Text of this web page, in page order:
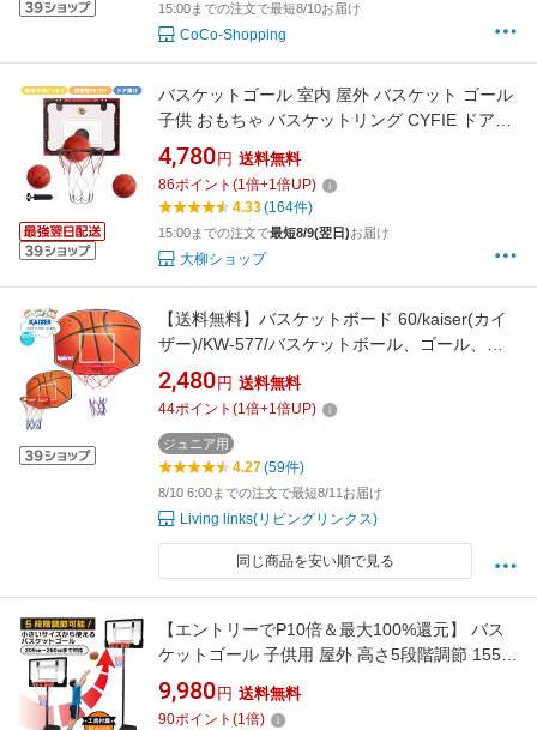
15:00までの注文で最短8/10お届け
CoCo-Shopping
バスケットゴール 室内 屋外 バスケット ゴール
子供 おもちゃ バスケットリング CYFIE ドア掛
け 電子スコアリング 効果音 バスケットボール3
個付き トレーニング 耐衝撃 家庭用 ストレス解
消 自宅用 クリスマス 誕生日 プレゼント
4,780 円 送料無料
86ポイント (1倍+1倍UP)
4.33(164件)
15:00までの注文で最短8/9(翌日)お届け
大柳ショップ
【送料無料】バスケットボード 60/kaiser(カイ
ザー)/KW-577/バスケットボール、ゴール、ボ
ード、バスケットゴール、リング、室内、子
供、ミニバスケット
2,480 円 送料無料
44ポイント (1倍+1倍UP)
ジュニア用
4.27(59件)
8/10 6:00までの注文で最短8/11お届け
Living links(リビングリンクス)
同じ商品を安い順で見る
【エントリーでP10倍＆最大100%還元】 バス
ケットゴール 子供用 屋外 高さ5段階調節 155〜
210cm バスケ リング 庭 自宅 シュート練習 ト
レーニング 日本語説明書 キャスター付き
9,980 円 送料無料
90ポイント (1倍)